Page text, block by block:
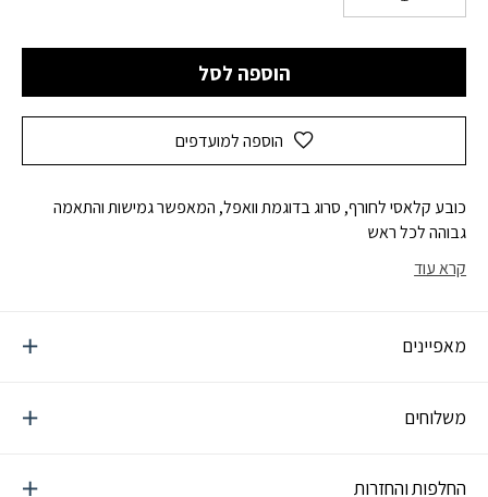
הוספה לסל
הוספה למועדפים
כובע קלאסי לחורף, סרוג בדוגמת וואפל, המאפשר גמישות והתאמה
גבוהה לכל ראש
קרא עוד
מאפיינים
משלוחים
החלפות והחזרות